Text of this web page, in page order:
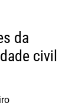
da
civil